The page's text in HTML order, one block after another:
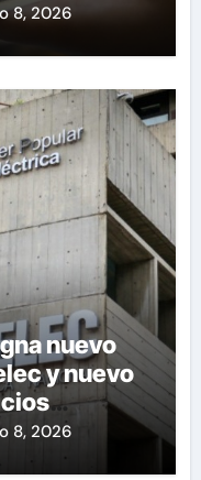
8, 2026
nuevo
y nuevo
8, 2026